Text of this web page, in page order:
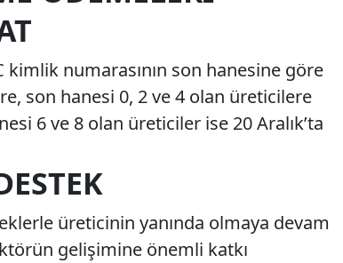
numarasının son hanesine göre
son hanesi 0, 2 ve 4 olan üreticilere
6 ve 8 olan üreticiler ise 20 Aralık’ta
üreticinin yanında olmaya devam
gelişimine önemli katkı